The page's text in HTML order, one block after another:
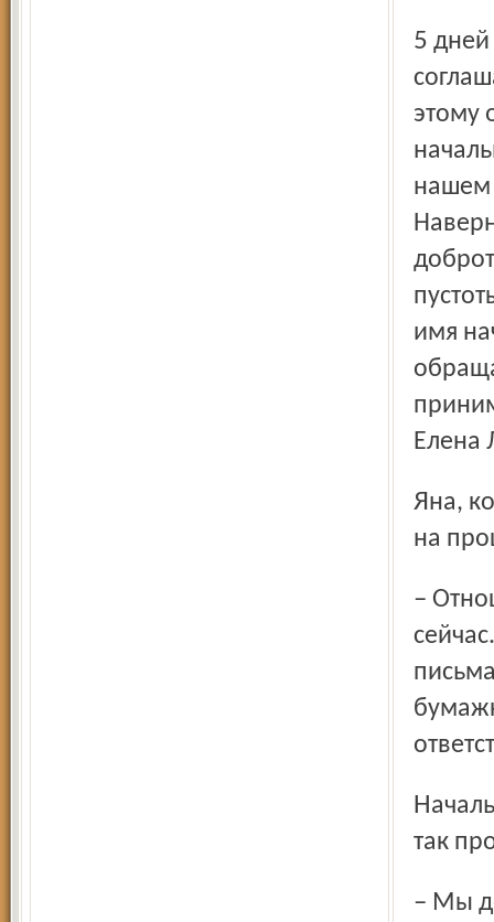
5 дней в неделю и с полной комплектацией кадров. Яна
этому
нашем
имя
Елена
Яна, которой предстоит насыщенный рабочий выходной,
на
– Отношение к почтовикам должно быть не такое, как
Начальник Ярославского почтамта Александр Абрамов
так
– Мы держим под контролем ситуацию в Михайловском